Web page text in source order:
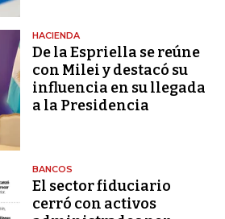
HACIENDA
De la Espriella se reúne
con Milei y destacó su
influencia en su llegada
a la Presidencia
BANCOS
El sector fiduciario
cerró con activos